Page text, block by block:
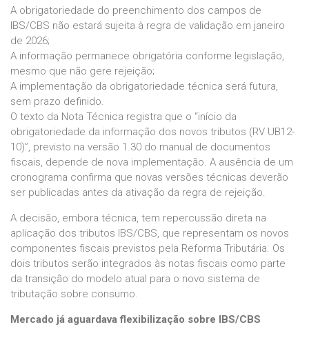
A obrigatoriedade do preenchimento dos campos de
IBS/CBS não estará sujeita à regra de validação em janeiro
de 2026;
A informação permanece obrigatória conforme legislação,
mesmo que não gere rejeição;
A implementação da obrigatoriedade técnica será futura,
sem prazo definido.
O texto da Nota Técnica registra que o “início da
obrigatoriedade da informação dos novos tributos (RV UB12-
10)”, previsto na versão 1.30 do manual de documentos
fiscais, depende de nova implementação. A ausência de um
cronograma confirma que novas versões técnicas deverão
ser publicadas antes da ativação da regra de rejeição.
A decisão, embora técnica, tem repercussão direta na
aplicação dos tributos IBS/CBS, que representam os novos
componentes fiscais previstos pela Reforma Tributária. Os
dois tributos serão integrados às notas fiscais como parte
da transição do modelo atual para o novo sistema de
tributação sobre consumo.
Mercado já aguardava flexibilização sobre IBS/CBS